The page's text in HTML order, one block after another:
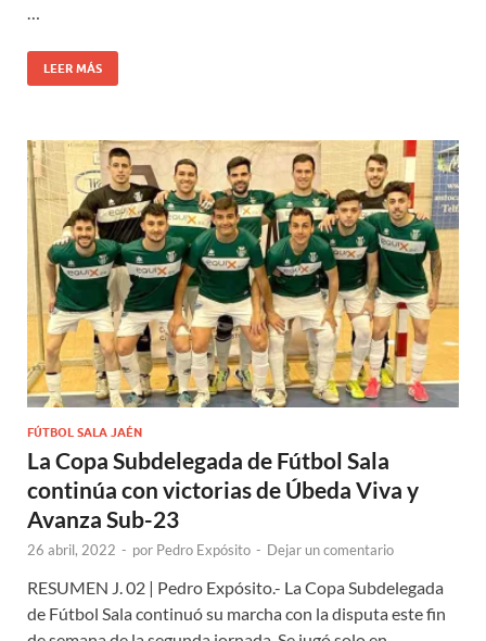
…
LEER MÁS
FÚTBOL SALA JAÉN
La Copa Subdelegada de Fútbol Sala
continúa con victorias de Úbeda Viva y
Avanza Sub-23
26 abril, 2022 - por Pedro Expósito - Dejar un comentario
RESUMEN J. 02 | Pedro Expósito.- La Copa Subdelegada
de Fútbol Sala continuó su marcha con la disputa este fin